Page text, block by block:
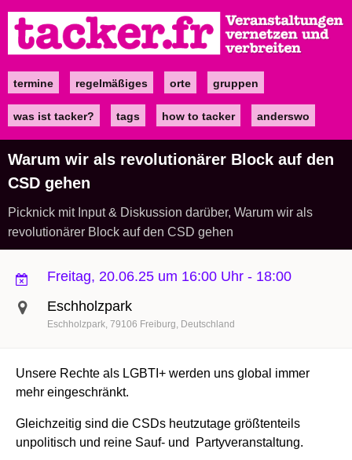
zum
Inhalt
Maintermine regelmäßiges orte gruppen
was ist tacker? tags how to tacker anderswo
Warum wir als revolutionärer Block auf den
CSD gehen
Picknick mit Input & Diskussion darüber, Warum wir als
revolutionärer Block auf den CSD gehen
Freitag, 20.06.25 um 16:00 Uhr - 18:00
Eschholzpark
Eschholzpark 79106 Freiburg Deutschland
Unsere Rechte als LGBTI+ werden uns global immer
mehr eingeschränkt.
Gleichzeitig sind die CSDs heutzutage größtenteils
unpolitisch und reine Sauf- und Partyveranstaltung.